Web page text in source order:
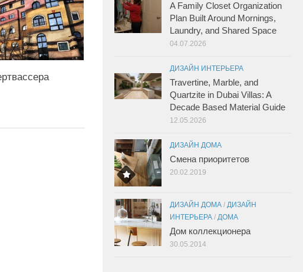
A Family Closet Organization
Plan Built Around Mornings,
Laundry, and Shared Space
04.07.2026
ДИЗАЙН ИНТЕРЬЕРА
Travertine, Marble, and
Quartzite in Dubai Villas: A
Decade Based Material Guide
12.05.2026
ДИЗАЙН ДОМА
Смена приоритетов
20.02.2019
ДИЗАЙН ДОМА / ДИЗАЙН
ИНТЕРЬЕРА / ДОМА
Дом коллекционера
30.05.2014